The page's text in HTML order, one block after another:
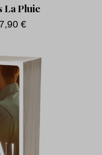
La Pluie
€